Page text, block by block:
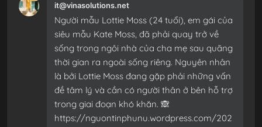
it@vinasolutions.net
Người mẫu Lottie Moss (24 tuổi), em gái của
siêu mẫu Kate Moss, đã phải quay trở về
sống trong ngôi nhà của cha mẹ sau quãng
thời gian ra ngoài sống riêng. Nguyên nhân
là bởi Lottie Moss đang gặp phải những vấn
đề tâm lý và cần có người thân ở bên hỗ trợ
trong giai đoạn khó khăn. 🙈
https://nguontinphunu.wordpress.com/202